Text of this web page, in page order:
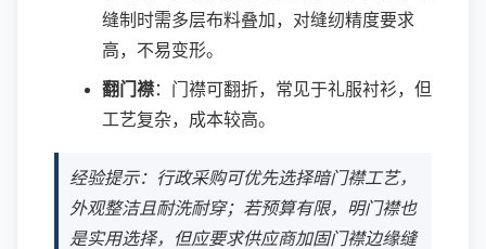
缝制时需多层布料叠加，对缝纫精度要求
高，不易变形。
翻门襟：门襟可翻折，常见于礼服衬衫，但
工艺复杂，成本较高。
经验提示：行政采购可优先选择暗门襟工艺，
外观整洁且耐洗耐穿；若预算有限，明门襟也
是实用选择，但应要求供应商加固门襟边缘缝